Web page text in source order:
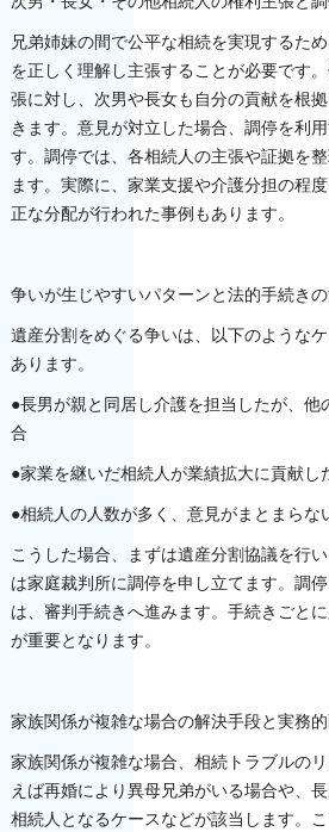
兄弟姉妹の間で公平な相続を実現するた
を正しく理解し主張することが必要です
張に対し、次男や長女も自分の貢献を根
きます。意見が対立した場合、調停を利
す。調停では、各相続人の主張や証拠を
ます。実際に、家業支援や介護分担の程
正な分配が行われた事例もあります。
争いが生じやすいパターンと法的手続き
遺産分割をめぐる争いは、以下のような
あります。
●長男が親と同居し介護を担当したが、
合
●家業を継いだ相続人が業績拡大に貢献し
●相続人の人数が多く、意見がまとまらな
こうした場合、まずは遺産分割協議を行
は家庭裁判所に調停を申し立てます。調
は、審判手続きへ進みます。手続きごと
が重要となります。
家族関係が複雑な場合の解決手段と実務
家族関係が複雑な場合、相続トラブルの
えば再婚により異母兄弟がいる場合や、
相続人となるケースなどが該当します。